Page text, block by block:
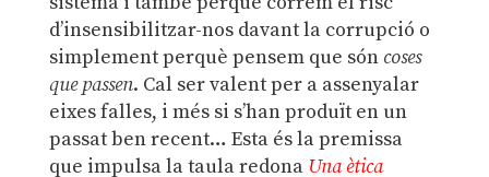
d’insensibilitzar-nos davant la corrupció o
simplement perquè pensem que són coses
que passen. Cal ser valent per a assenyalar
eixes falles, i més si s’han produït en un
passat ben recent… Esta és la premissa
que impulsa la taula redona Una ètica